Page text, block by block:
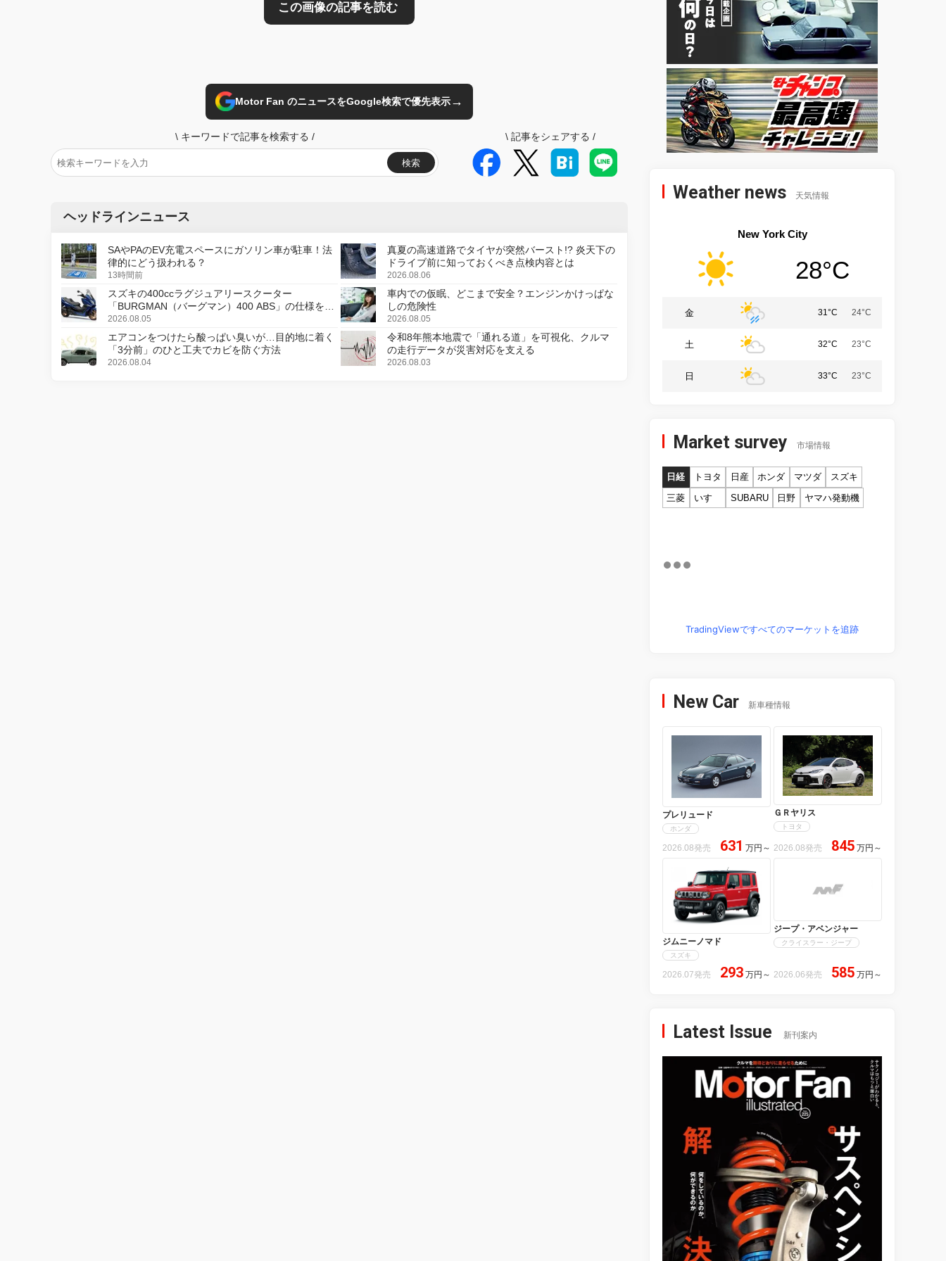
Motor Fan のニュースをGoogle検索で優先表示→
\ キーワードで記事を検索する /
検索
\ 記事をシェアする /
ヘッドラインニュース
SAやPAのEV充電スペースにガソリン車が駐車！法
律的にどう扱われる？
13時間前
真夏の高速道路でタイヤが突然バースト!? 炎天下の
ドライブ前に知っておくべき点検内容とは
2026.08.06
スズキの400ccラグジュアリースクーター
「BURGMAN（バーグマン）400 ABS」の仕様を変
更し、8月18日に発売
2026.08.05
車内での仮眠、どこまで安全？エンジンかけっぱな
しの危険性
2026.08.05
エアコンをつけたら酸っぱい臭いが…目的地に着く
「3分前」のひと工夫でカビを防ぐ方法
2026.08.04
令和8年熊本地震で「通れる道」を可視化、クルマ
の走行データが災害対応を支える
2026.08.03
Weather news 天気情報
New York City
28°C
金 31°C 24°C
土 32°C 23°C
日 33°C 23°C
Market survey 市場情報
日経 トヨタ 日産 ホンダ マツダ
スズキ
三菱
いすゞ SUBARU 日野 ヤマハ発動機
TradingViewですべてのマーケットを追跡
New Car 新車種情報
プレリュード
ホンダ
2026.08発売 631 万円 ～
ＧＲヤリス
トヨタ
2026.08発売 845 万円 ～
ジムニーノマド
スズキ
2026.07発売 293 万円 ～
ジープ・アベンジャー
クライスラー・ジープ
2026.06発売 585 万円 ～
Latest Issue 新刊案内